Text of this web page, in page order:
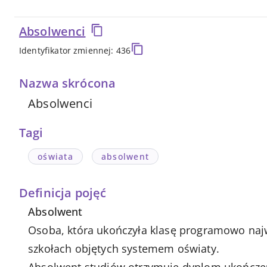
Absolwenci
Identyfikator zmiennej: 436
Nazwa skrócona
Absolwenci
Tagi
oświata absolwent
Definicja pojęć
Absolwent
Osoba, która ukończyła klasę programowo
szkołach objętych systemem oświaty.